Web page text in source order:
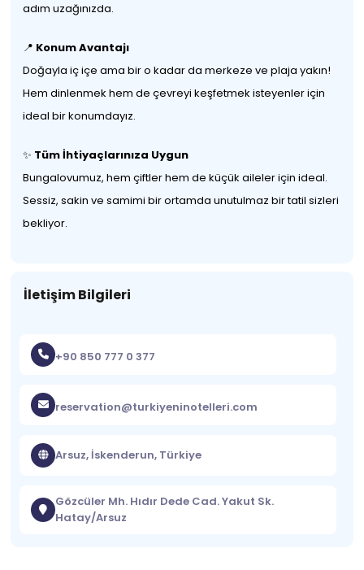
adım uzağınızda.
📍 Konum Avantajı
Doğayla iç içe ama bir o kadar da merkeze ve plaja yakın!
Hem dinlenmek hem de çevreyi keşfetmek isteyenler için
ideal bir konumdayız.
✨ Tüm İhtiyaçlarınıza Uygun
Bungalovumuz, hem çiftler hem de küçük aileler için ideal.
Sessiz, sakin ve samimi bir ortamda unutulmaz bir tatil sizleri
bekliyor.
İletişim Bilgileri
+90 850 777 0 377
reservation@turkiyeninotelleri.com
Arsuz, İskenderun, Türkiye
Gözcüler Mh. Hıdır Dede Cad. Yakut Sk.
Hatay/Arsuz